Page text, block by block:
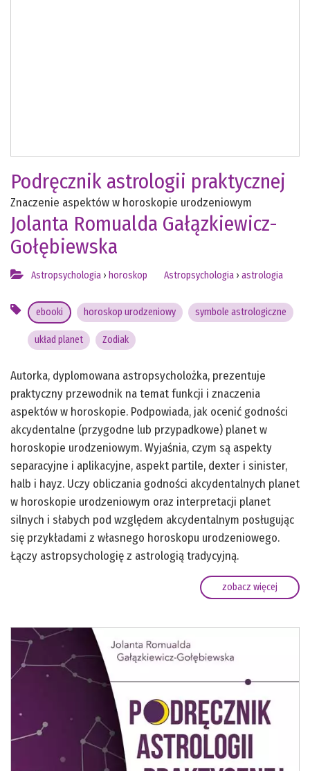
Podręcznik astrologii praktycznej
Znaczenie aspektów w horoskopie urodzeniowym
Jolanta Romualda Gałązkiewicz-
Gołębiewska
Astropsychologia › horoskop Astropsychologia › astrologia
ebooki horoskop urodzeniowy symbole astrologiczne
układ planet Zodiak
Autorka, dyplomowana astropsycholożka, prezentuje
praktyczny przewodnik na temat funkcji i znaczenia
aspektów w horoskopie. Podpowiada, jak ocenić godności
akcydentalne (przygodne lub przypadkowe) planet w
horoskopie urodzeniowym. Wyjaśnia, czym są aspekty
separacyjne i aplikacyjne, aspekt partile, dexter i sinister,
halb i hayz. Uczy obliczania godności akcydentalnych planet
w horoskopie urodzeniowym oraz interpretacji planet
silnych i słabych pod względem akcydentalnym posługując
się przykładami z własnego horoskopu urodzeniowego.
Łączy astropsychologię z astrologią tradycyjną.
zobacz więcej